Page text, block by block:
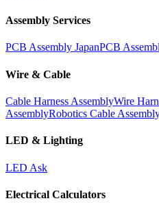
Assembly Services
PCB Assembly JapanPCB
Wire & Cable
Cable Harness AssemblyWire
AssemblyRobotics Cable
LED & Lighting
LED Ask
Electrical Calculators